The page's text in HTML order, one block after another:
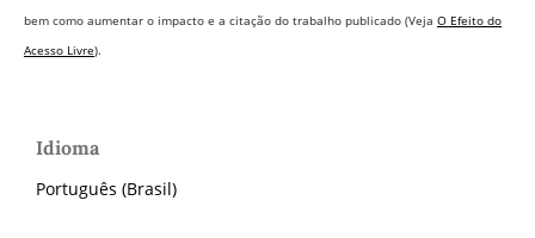
bem como aumentar o impacto e a citação do trabalho publicado (Veja O Efeito do
Acesso Livre).
Idioma
Português (Brasil)